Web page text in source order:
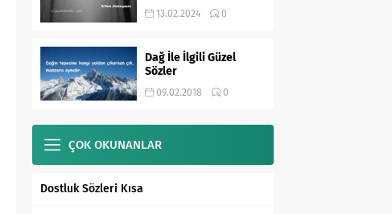
13.02.2024 0
Dağ İle İlgili Güzel
Sözler
09.02.2018 0
ÇOK OKUNANLAR
Dostluk Sözleri Kısa